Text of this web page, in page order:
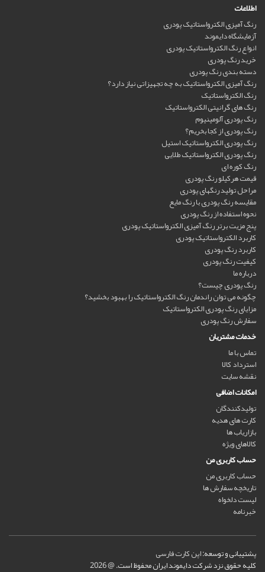
اطلاعات
رنگ آمیزی الکترواستاتیک پودری
آزمایشگاه دایموند
انواع رنگ الکترواستاتیک پودری
خرید رنگ پودری
دسته بندی رنگ پودری
رنگ آمیزی الکترواستاتیک به چه تجهیزاتی نیاز دارد؟
رنگ الکترواستاتیک
رنگ های گرانیتی الکترواستاتیک
رنگ پودری آلومینیوم
رنگ پودری از کجا بخریم؟
رنگ پودری الکترواستاتیک استیل
رنگ پودری الکترواستاتیک طلایی
رنگ کوره ای
قیمت هرکیلو رنگ پودری
مراحل تولید رنگهای پودری
مقایسه رنگ پودری با رنگ مایع
نحوه استفاده از رنگ پودری
پنج مزیت برتر رنگ آمیزی الکترواستاتیک پودری
کاربرد الکترواستاتیک پودری
کاربرد رنگ پودری
کیفیت رنگ پودری
درباره ما
رنگ پودری چیست؟
چگونه می توان راندمان رنگ الکترواستاتیک را بهبود بخشید؟
مزایای رنگ پودری الکترواستاتیک
سفارش رنگ پودری
خدمات مشتریان
تماس با ما
استرداد کالا
نقشه سایت
امکانات اضافی
تولیدکنندگان
کارت های هدیه
بازاریاب ها
کالاهای ویژه
حساب کاربری من
حساب کاربری من
تاریخچه سفارش ها
لیست دلخواه
خبرنامه
پشتیبانی و توسعه:اپن کارت فارسی
کلیه حقوق نزد شرکت دایموند ایران محفوظ است. @ 2026